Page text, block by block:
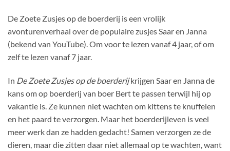
De Zoete Zusjes op de boerderij is een vrolijk
avonturenverhaal over de populaire zusjes Saar en Janna
(bekend van YouTube). Om voor te lezen vanaf 4 jaar, of om
zelf te lezen vanaf 7 jaar.
In De Zoete Zusjes op de boerderijkrijgen Saar en Janna de
kans om op boerderij van boer Bert te passen terwijl hij op
vakantie is. Ze kunnen niet wachten om kittens te knuffelen
en het paard te verzorgen. Maar het boerderijleven is veel
meer werk dan ze hadden gedacht! Samen verzorgen ze de
dieren, maar die zitten daar niet allemaal op te wachten, want